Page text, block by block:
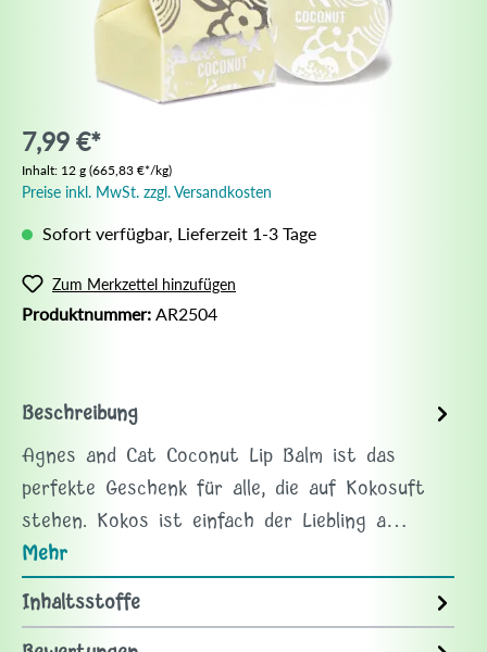
7,99 €*
Inhalt: 12 g (665,83 €*/kg)
Preise inkl. MwSt. zzgl. Versandkosten
Sofort verfügbar, Lieferzeit 1-3 Tage
Zum Merkzettel hinzufügen
Produktnummer: AR2504
Beschreibung
Agnes and Cat Coconut Lip Balm ist das
perfekte Geschenk für alle, die auf Kokosuft
stehen. Kokos ist einfach der Liebling a…
Mehr
Inhaltsstoffe